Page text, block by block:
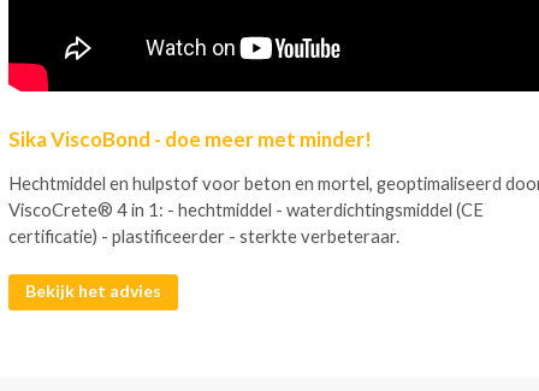
Sika ViscoBond - doe meer met minder!
Hechtmiddel en hulpstof voor beton en mortel, geoptimaliseerd
ViscoCrete® 4 in 1: - hechtmiddel - waterdichtingsmiddel (CE
certificatie) - plastificeerder - sterkte verbeteraar.
Bekijk het advies